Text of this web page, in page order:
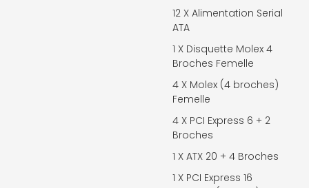
12 X Alimentation Serial
ATA
1 X Disquette Molex 4
Broches Femelle
4 X Molex (4 broches)
Femelle
4 X PCI Express 6 + 2
Broches
1 X ATX 20 + 4 Broches
1 X PCI Express 16